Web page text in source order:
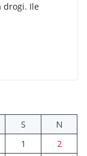
drogi. Ile
S
N
1
2